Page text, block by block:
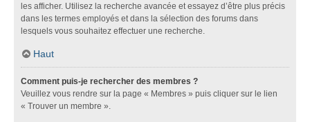
les afficher. Utilisez la recherche avancée et essayez d’être plus précis
dans les termes employés et dans la sélection des forums dans
lesquels vous souhaitez effectuer une recherche.
Haut
Comment puis-je rechercher des membres ?
Veuillez vous rendre sur la page « Membres » puis cliquer sur le lien
« Trouver un membre ».